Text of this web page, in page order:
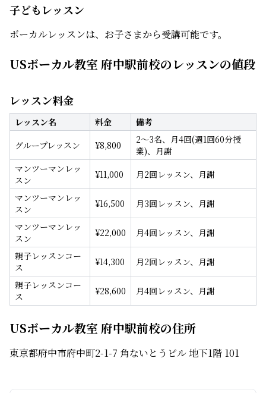
子どもレッスン
ボーカルレッスンは、お子さまから受講可能です。
USボーカル教室 府中駅前校のレッスンの値段
レッスン料金
レッスン名 料金
備考
グループレッスン
¥8,800
2～3名、月4回(週1回60分授
業)、月謝
マンツーマンレッ
スン
¥11,000
月2回レッスン、月謝
マンツーマンレッ
スン
¥16,500
月3回レッスン、月謝
マンツーマンレッ
スン
¥22,000
月4回レッスン、月謝
親子レッスンコー
ス
¥14,300
月2回レッスン、月謝
親子レッスンコー
ス
¥28,600 月4回レッスン、月謝
USボーカル教室 府中駅前校の住所
東京都府中市府中町2-1-7 角ないとうビル 地下1階 101